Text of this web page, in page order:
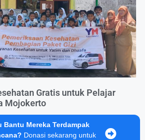
Gratis untuk Pelajar
Mojokerto
Bantu Mereka Terdampak
Donasi sekarang untuk